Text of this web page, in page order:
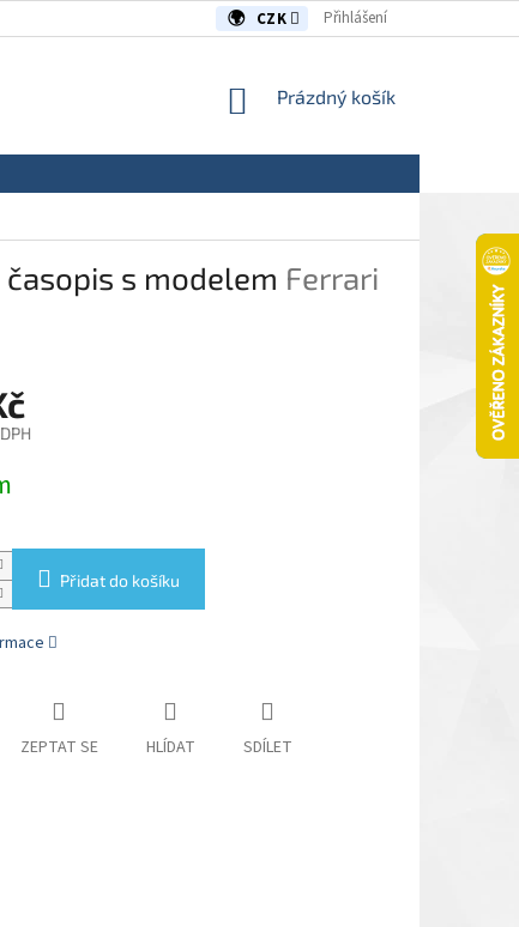
REKLAMACE CZK Přihlášení
NÁKUPNÍ
Prázdný košík
časopis s modelem Ferrari
Přidat do košíku
ZEPTAT SE HLÍDAT SDÍLET